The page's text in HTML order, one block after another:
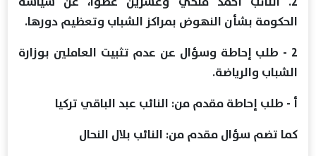
الحكومة بشأن النهوض بمراكز الشباب وتعظيم دورها.
2 - طلب إحاطة وسؤال عن عدم تثبيت العاملين بوزارة
الشباب والرياضة.
أ - طلب إحاطة مقدم من: النائب عبد الباقي تركيا
كما تضم سؤال مقدم من: النائب بلال النحال